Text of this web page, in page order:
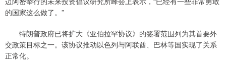
的国家这么做了。”
特朗普政府已将扩大《亚伯拉罕协议》的签署范围列为其首要外
交政策目标之一。该协议推动以色列与阿联酋、巴林等国实现了关系
正常化。